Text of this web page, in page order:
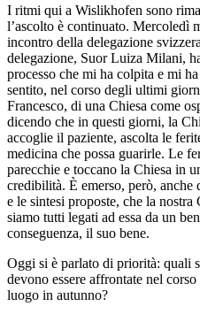
I ritmi qui a Wislikhofen sono
l’ascolto è continuato. Mercoledì
incontro della delegazione
delegazione, Suor Luiza Milani,
processo che mi ha colpita e mi
sentito, nel corso degli ultimi
Francesco, di una Chiesa come
dicendo che in questi giorni, la
accoglie il paziente, ascolta le
medicina che possa guarirle. Le
parecchie e toccano la Chiesa in
credibilità. È emerso, però,
e le sintesi proposte, che la
siamo tutti legati ad essa da un
conseguenza, il suo bene.
Oggi si è parlato di priorità: quali
devono essere affrontate nel
luogo in autunno?